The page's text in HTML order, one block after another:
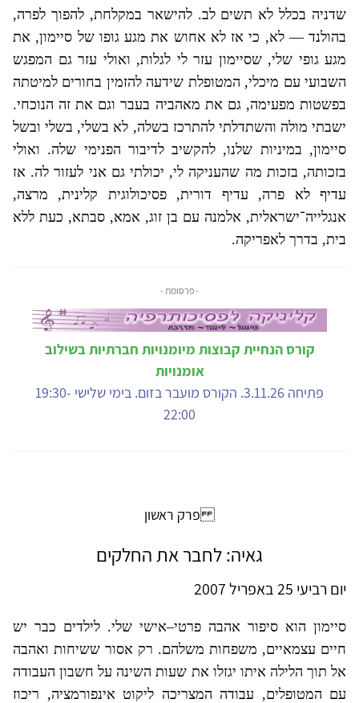
שדניה בכלל לא תשים לב. להישאר במקלחת, להפוך לפרה,
בהולנד — לא, כי אז לא אחוש את מגע גופו של סיימון, את
מגע גופי שלי, שסיימון עזר לי לגלות, ואולי עזר גם המפגש
השבועי עם מיכלי, המטופלת שידעה להזמין בחורים למיטתה
בפשטות מפעימה, גם את מאהביה בעבר וגם את זה הנוכחי.
ישבתי מולה והשתדלתי להתרכז בשלה, לא בשלי, בשלי ובשל
סיימון, במיניות שלנו, להקשיב לדיבור הפנימי שלה. ואולי
בזכותה, בזכות מה שהעניקה לי, יכולתי גם אני לעזור לה. אז
עדיף לא פרה, עדיף דורית, פסיכולוגית קלינית, מרצה,
אנגלייה־ישראלית, אלמנה עם בן זוג, אמא, סבתא, כעת ללא
בית, בדרך לאפריקה.
- פרסומת -
קורס הנחיית קבוצות מיומנויות חברתיות בשילוב
אומנויות
פתיחה 3.11.26. הקורס מועבר בזום. בימי שלישי 19:30-
22:00
פרק ראשון
גאיה: לחבר את החלקים
יום רביעי 25 באפריל 2007
סיימון ​​​​​​​הוא סיפור אהבה פרטי–אישי שלי. לילדים כבר יש
חיים עצמאיים, משפחות משלהם. רק אסור ששיחות ואהבה
אל תוך הלילה איתו יגזלו את שעות השינה על חשבון העבודה
עם המטופלים, עבודה המצריכה ליקוט אינפורמציה, ריכוז